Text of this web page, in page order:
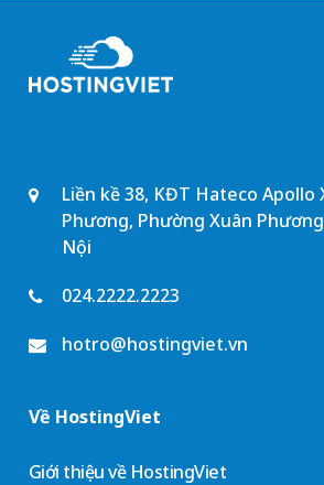
Liền kề 38, KĐT Hateco Apollo
Phương, Phường Xuân
Nội
024.2222.2223
hotro@hostingviet.vn
Về HostingViet
Giới thiệu về HostingViet